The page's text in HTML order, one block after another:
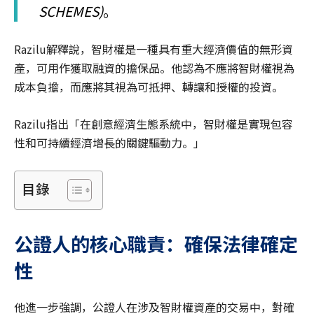
SCHEMES)。
Razilu解釋說，智財權是一種具有重大經濟價值的無形資
產，可用作獲取融資的擔保品。他認為不應將智財權視為
成本負擔，而應將其視為可抵押、轉讓和授權的投資。
Razilu指出「在創意經濟生態系統中，智財權是實現包容
性和可持續經濟增長的關鍵驅動力。」
目錄
公證人的核心職責：確保法律確定
性
他進一步強調，公證人在涉及智財權資產的交易中，對確